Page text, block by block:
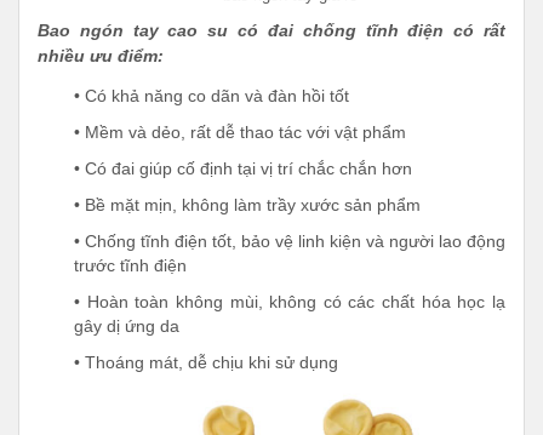
Bao ngón tay cao su có đai chống tĩnh điện có rất
nhiều ưu điểm:
• Có khả năng co dãn và đàn hồi tốt
• Mềm và dẻo, rất dễ thao tác với vật phẩm
• Có đai giúp cố định tại vị trí chắc chắn hơn
• Bề mặt mịn, không làm trầy xước sản phẩm
• Chống tĩnh điện tốt, bảo vệ linh kiện và người lao động
trước tĩnh điện
• Hoàn toàn không mùi, không có các chất hóa học lạ
gây dị ứng da
• Thoáng mát, dễ chịu khi sử dụng